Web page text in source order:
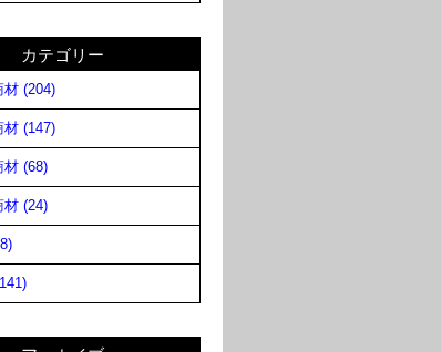
カテゴリー
材 (204)
材 (147)
材 (68)
材 (24)